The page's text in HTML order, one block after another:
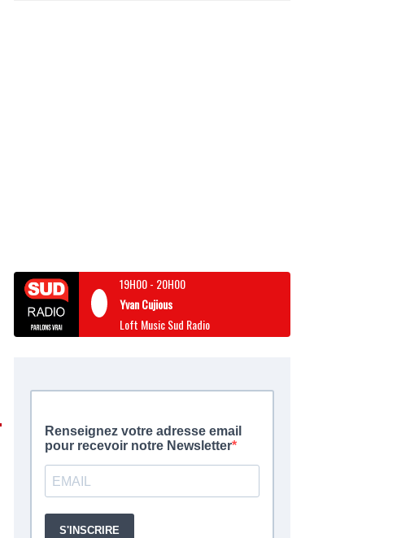
19H00- 20H00
Yvan Cujious
Loft Music Sud Radio